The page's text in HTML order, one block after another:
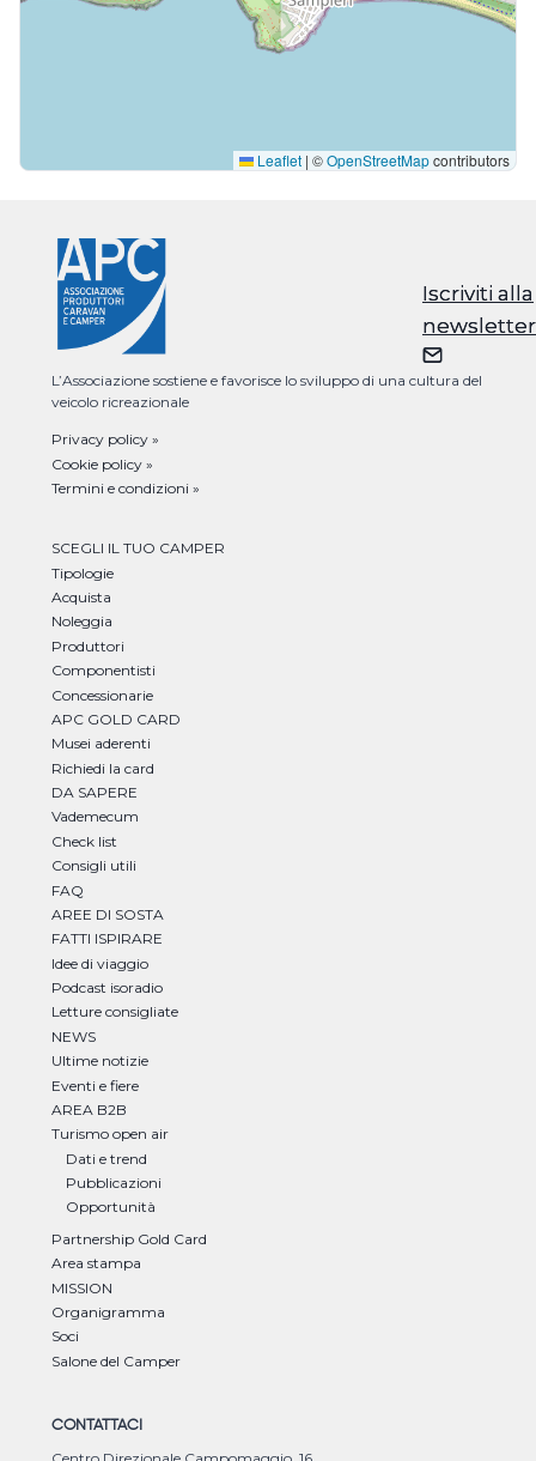
Iscriviti alla
newsletter
Leaflet | ©OpenStreetMapcontributors
L’Associazione sostiene e favorisce lo sviluppo di una cultura del
veicolo ricreazionale
Privacy policy »
Cookie policy »
Termini e condizioni »
SCEGLI IL TUO CAMPER
Tipologie
Acquista
Noleggia
Produttori
Componentisti
Concessionarie
APC GOLD CARD
Musei aderenti
Richiedi la card
DA SAPERE
Vademecum
Check list
Consigli utili
FAQ
AREE DI SOSTA
FATTI ISPIRARE
Idee di viaggio
Podcast isoradio
Letture consigliate
NEWS
Ultime notizie
Eventi e fiere
AREA B2B
Turismo open air
Dati e trend
Pubblicazioni
Opportunità
Partnership Gold Card
Area stampa
MISSION
Organigramma
Soci
Salone del Camper
CONTATTACI
Iscriviti alla
newsletter